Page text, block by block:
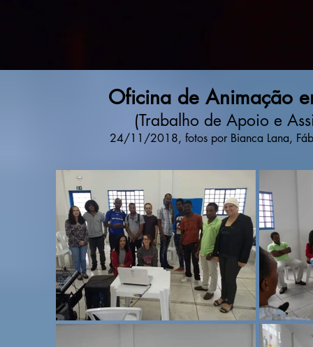
Oficina de Animação
(Trabalho de Apoio e
24/11/2018, fotos por Bianca Lana,